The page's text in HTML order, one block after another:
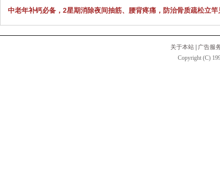
中老年补钙必备，2星期消除夜间抽筋、腰背疼痛，防治骨质疏松立竿
关于本站
广告服
Copyright (C)